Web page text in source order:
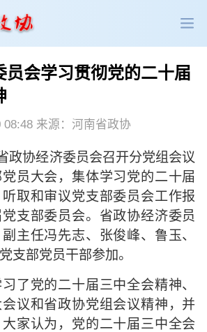
政协新闻 政协机构
政协工作 会议活动
政协论坛 专委会工作
市县政协 专题荟萃
员会学习贯彻党的二十届
08:48 来源：河南省政协
协经济委员会召开分党组会议
员大会，集体学习党的二十届
取和审议党支部委员会工作报
支部委员会。省政协经济委员
主任冯先志、张俊峰、鲁玉、
支部党员干部参加。
党的二十届三中全会精神、
议和省政协党组会议精神，并
家认为，党的二十届三中全会